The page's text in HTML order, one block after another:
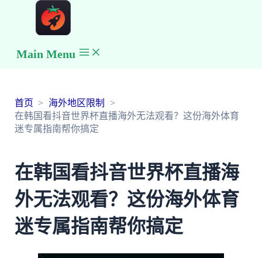
Main Menu
首页
海外地区限制
在韩国看抖音世界杯直播海外无法观看？这份海外体育
迷专属指南帮你搞定
在韩国看抖音世界杯直播海
外无法观看？这份海外体育
迷专属指南帮你搞定